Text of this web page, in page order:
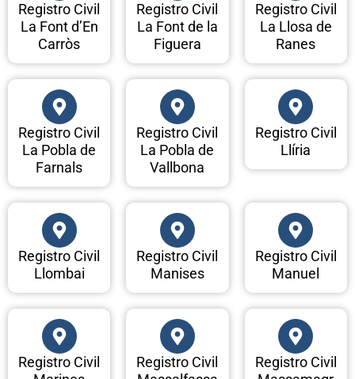
Registro Civil
La Font d’En
Carròs
Registro Civil
La Font de la
Figuera
Registro Civil
La Llosa de
Ranes
Registro Civil
La Pobla de
Farnals
Registro Civil
La Pobla de
Vallbona
Registro Civil
Llíria
Registro Civil
Llombai
Registro Civil
Manises
Registro Civil
Manuel
Registro Civil
Registro Civil
Registro Civil